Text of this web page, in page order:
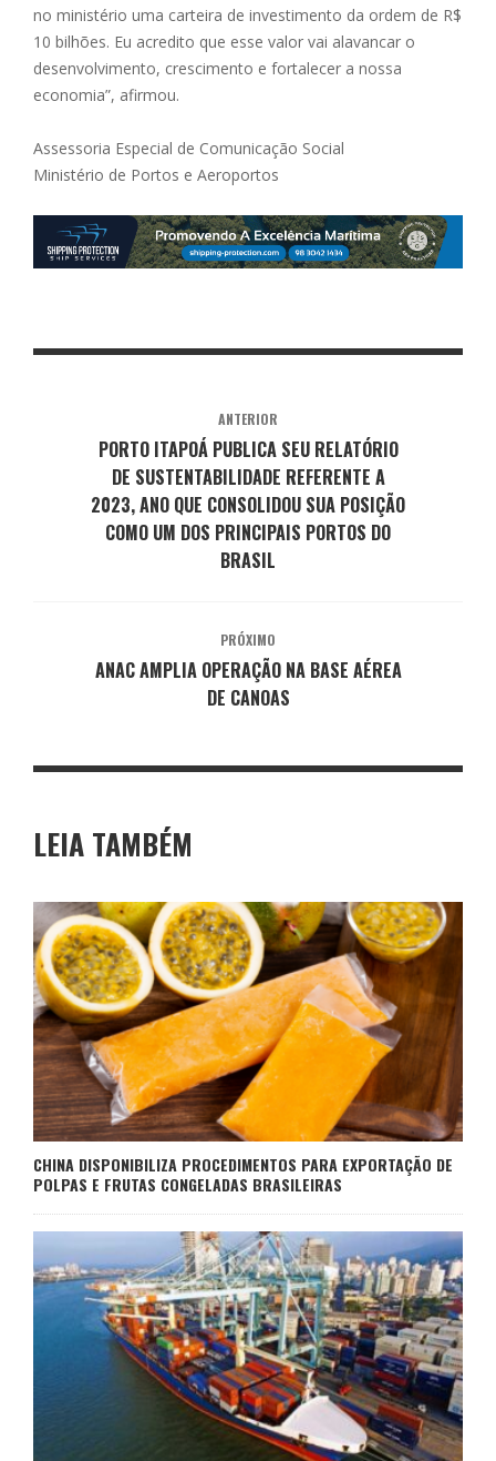
no ministério uma carteira de investimento da ordem de R$
10 bilhões. Eu acredito que esse valor vai alavancar o
desenvolvimento, crescimento e fortalecer a nossa
economia”, afirmou.
Assessoria Especial de Comunicação Social
Ministério de Portos e Aeroportos
ANTERIOR
PORTO ITAPOÁ PUBLICA SEU RELATÓRIO
DE SUSTENTABILIDADE REFERENTE A
2023, ANO QUE CONSOLIDOU SUA POSIÇÃO
COMO UM DOS PRINCIPAIS PORTOS DO
BRASIL
PRÓXIMO
ANAC AMPLIA OPERAÇÃO NA BASE AÉREA
DE CANOAS
LEIA TAMBÉM
CHINA DISPONIBILIZA PROCEDIMENTOS PARA EXPORTAÇÃO DE
POLPAS E FRUTAS CONGELADAS BRASILEIRAS